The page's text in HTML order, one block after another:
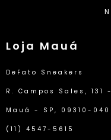
Loja Mauá
DeFato Sneakers
R. Campos Sales,
Mauá - SP, 09310-040
(11) 4547-5615